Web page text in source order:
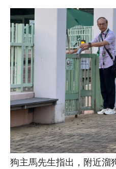
狗主馬先生指出，附近溜